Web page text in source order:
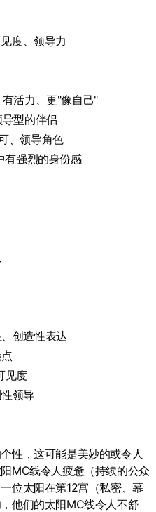
度、领导力
有活力、更"像自己"
导型的伴侣
、领导角色
有强烈的身份感
创造性表达
见度
领导
性，这可能是美妙的或令人
MC线令人疲惫（持续的公众
位太阳在第12宫（私密、幕
他们的太阳MC线令人不舒